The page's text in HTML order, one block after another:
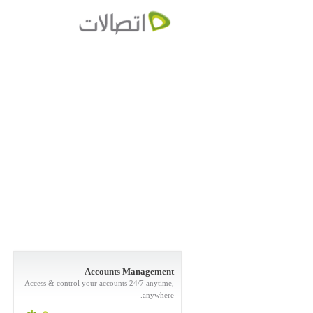
Accounts Management
Access & control your accounts 24/7 anytime,
anywhere.